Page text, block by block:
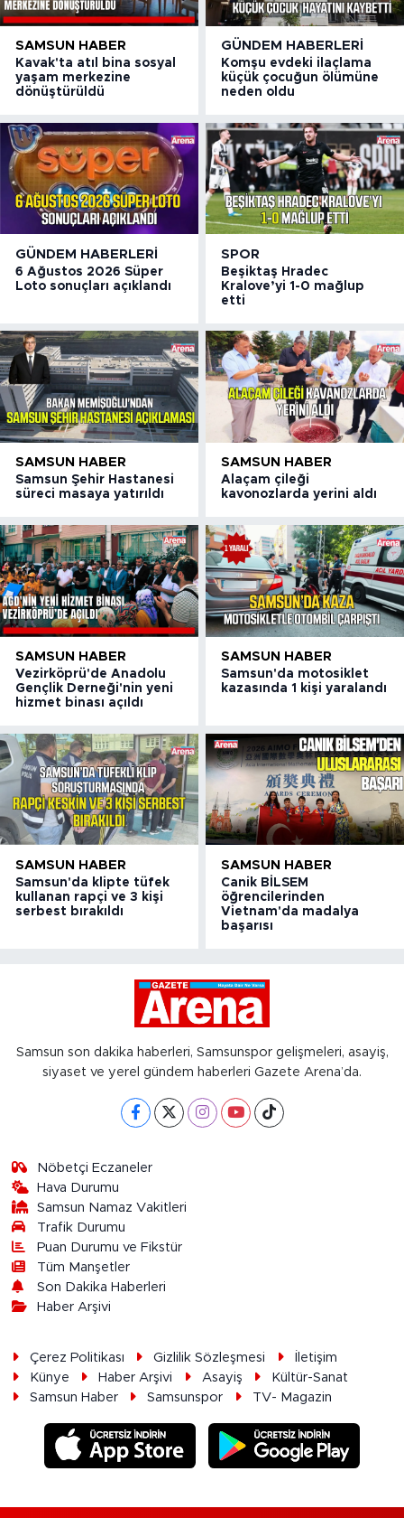
SAMSUN HABER
Kavak'ta atıl bina sosyal
yaşam merkezine
dönüştürüldü
GÜNDEM HABERLERI
Komşu evdeki ilaçlama
küçük çocuğun ölümüne
neden oldu
GÜNDEM HABERLERI
6 Ağustos 2026 Süper
Loto sonuçları açıklandı
SPOR
Beşiktaş Hradec
Kralove’yi 1-0 mağlup
etti
SAMSUN HABER
Samsun Şehir Hastanesi
süreci masaya yatırıldı
SAMSUN HABER
Alaçam çileği
kavonozlarda yerini aldı
SAMSUN HABER
Vezirköprü'de Anadolu
Gençlik Derneği'nin yeni
hizmet binası açıldı
SAMSUN HABER
Samsun'da motosiklet
kazasında 1 kişi yaralandı
SAMSUN HABER
Samsun'da klipte tüfek
kullanan rapçi ve 3 kişi
serbest bırakıldı
SAMSUN HABER
Canik BİLSEM
öğrencilerinden
Vietnam'da madalya
başarısı
Samsun son dakika haberleri, Samsunspor gelişmeleri, asayiş,
siyaset ve yerel gündem haberleri Gazete Arena’da.
Nöbetçi Eczaneler
Hava Durumu
Samsun Namaz Vakitleri
Trafik Durumu
Puan Durumu ve Fikstür
Tüm Manşetler
Son Dakika Haberleri
Haber Arşivi
Çerez Politikası Gizlilik Sözleşmesi
İletişim
Künye
Haber Arşivi Asayiş
Kültür-Sanat
Samsun Haber
Samsunspor TV- Magazin